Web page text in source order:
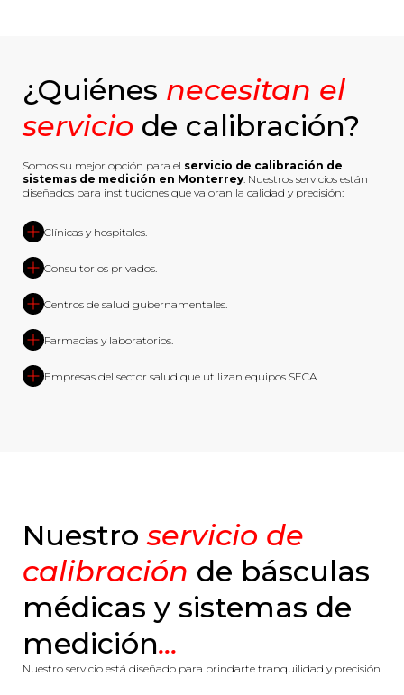
¿Quiénes necesitan el
servicio de calibración?
Somos su mejor opción para el servicio de calibración de
sistemas de medición en Monterrey. Nuestros servicios están
diseñados para instituciones que valoran la calidad y precisión:
Clínicas y hospitales.
Consultorios privados.
Centros de salud gubernamentales.
Farmacias y laboratorios.
Empresas del sector salud que utilizan equipos SECA.
Nuestroservicio de
calibración de básculas
médicas y sistemas de
medición...
Nuestro servicio está diseñado para brindarte tranquilidad y precisión.